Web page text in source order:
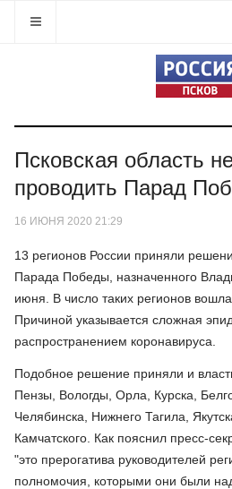
Псковская область
проводить Парад
16 ИЮНЯ 2020 21:29
13 регионов России приняли
Парада Победы, назначенного
июня. В число таких регионов вошла
Причиной указывается сложная
распространением коронавируса.
Подобное решение приняли и
Пензы, Вологды, Орла, Курска,
Челябинска, Нижнего Тагила,
Камчатского. Как пояснил пресс-
"это прерогатива руководителей
полномочия, которыми они были